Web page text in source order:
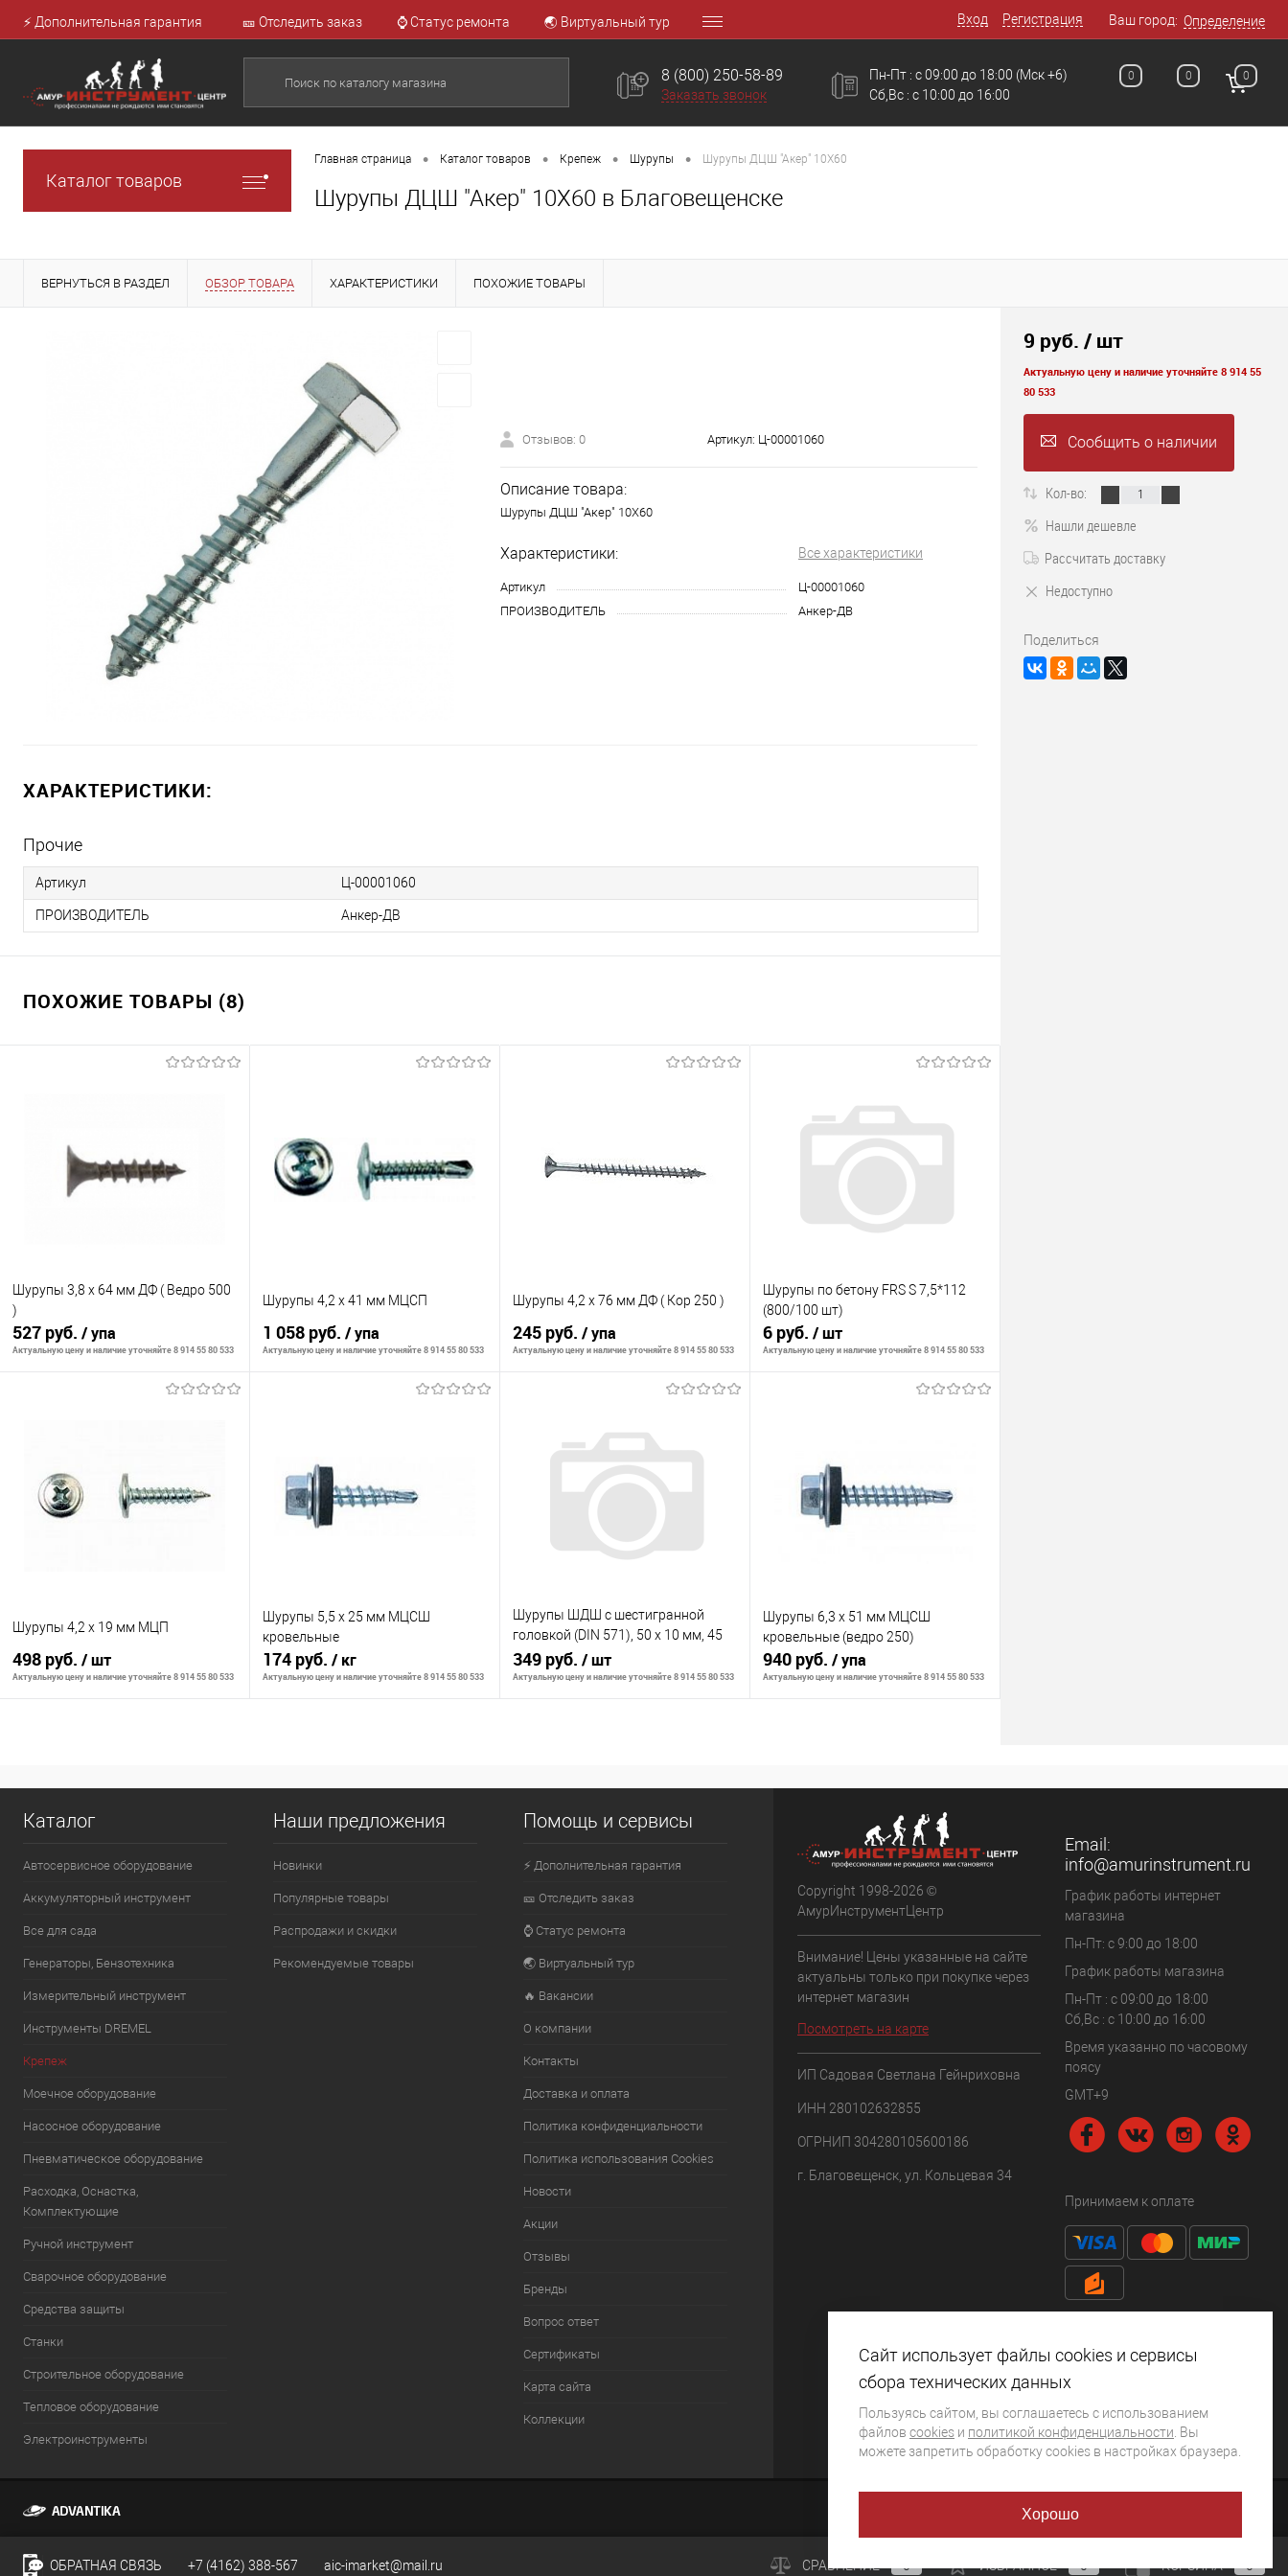
⚡ Дополнительная гарантия 🎫 Отследить заказ ⌚ Статус ремонта 🌏 Виртуальный тур Вход Регистрация Ваш город: Определение
8 (800) 250-58-89
Заказать звонок
Пн-Пт : с 09:00 до 18:00
Сб,Вс : c 10:00 до 16:00
(Мск +6) 0 0 0
Каталог товаров
Главная страница • Каталог товаров • Крепеж • Шурупы • Шурупы ДЦШ "Акер" 10Х60
Шурупы ДЦШ "Акер" 10Х60 в Благовещенске
ВЕРНУТЬСЯ В РАЗДЕЛ ОБЗОР ТОВАРА ХАРАКТЕРИСТИКИ ПОХОЖИЕ ТОВАРЫ
Отзывов: 0 Артикул: Ц-00001060
Описание товара:
Шурупы ДЦШ "Акер" 10Х60
Характеристики: Все характеристики
Артикул
Ц-00001060
ПРОИЗВОДИТЕЛЬ
Анкер-ДВ
ХАРАКТЕРИСТИКИ:
Прочие
Артикул Ц-00001060
ПРОИЗВОДИТЕЛЬ Анкер-ДВ
ПОХОЖИЕ ТОВАРЫ (8)
Шурупы 3,8 х 64 мм ДФ ( Ведро 500
)
527 руб. / упа
Актуальную цену и наличие уточняйте 8 914 55 80 533
К сравнению
В избранное
Недоступно
Шурупы 4,2 х 41 мм МЦСП
1 058 руб. / упа
Актуальную цену и наличие уточняйте 8 914 55 80 533
К сравнению
В избранное
Недоступно
Шурупы 4,2 х 76 мм ДФ ( Кор 250 )
245 руб. / упа
Актуальную цену и наличие уточняйте 8 914 55 80 533
К сравнению
В избранное
Недоступно
Шурупы по бетону FRS S 7,5*112
(800/100 шт)
6 руб. / шт
Актуальную цену и наличие уточняйте 8 914 55 80 533
К сравнению
В избранное
Недоступно
Шурупы 4,2 х 19 мм МЦП
498 руб. / шт
Актуальную цену и наличие уточняйте 8 914 55 80 533
В избранное
Шурупы 5,5 х 25 мм МЦСШ
кровельные
174 руб. / кг
Актуальную цену и наличие уточняйте 8 914 55 80 533
В избранное
Недоступно
Шурупы ШДШ с шестигранной
головкой (DIN 571), 50 х 10 мм, 45
шт, ЗУБР
349 руб. / шт
Актуальную цену и наличие уточняйте 8 914 55 80 533
В избранное
Недоступно
Шурупы 6,3 х 51 мм МЦСШ
кровельные (ведро 250)
940 руб. / упа
Актуальную цену и наличие уточняйте 8 914 55 80 533
Недоступно
9 руб. / шт
Актуальную цену и наличие уточняйте 8 914 55
80 533
Сообщить о наличии
Кол-во:
Нашли дешевле
Рассчитать доставку
Недоступно
Поделиться
Каталог
Автосервисное оборудование
Аккумуляторный инструмент
Все для сада
Генераторы, Бензотехника
Измерительный инструмент
Инструменты DREMEL
Крепеж
Моечное оборудование
Насосное оборудование
Пневматическое оборудование
Расходка, Оснастка,
Комплектующие
Ручной инструмент
Сварочное оборудование
Средства защиты
Станки
Строительное оборудование
Тепловое оборудование
Электроинструменты
Наши предложения
Новинки
Популярные товары
Распродажи и скидки
Рекомендуемые товары
Помощь и сервисы
⚡ Дополнительная гарантия
🎫 Отследить заказ
⌚ Статус ремонта
🌏 Виртуальный тур
🔥 Вакансии
О компании
Контакты
Доставка и оплата
Политика конфиденциальности
Политика использования Cookies
Новости
Акции
Отзывы
Бренды
Вопрос ответ
Сертификаты
Карта сайта
Коллекции
Copyright 1998-2026 ©
АмурИнструментЦентр
Внимание! Цены указанные на сайте
актуальны только при покупке через
интернет магазин
Посмотреть на карте
ИП Садовая Светлана Гейнриховна
ИНН 280102632855
ОГРНИП 304280105600186
г. Благовещенск, ул. Кольцевая 34
Email:
info@amurinstrument.ru
График работы интернет
магазина
Пн-Пт: с 9:00 до 18:00
График работы магазина
Пн-Пт : с 09:00 до 18:00
Сб,Вс : c 10:00 до 16:00
Время указанно по часовому
поясу
GMT+9
Принимаем к оплате
ОБРАТНАЯ СВЯЗЬ +7 (4162) 388-567 aic-imarket@mail.ru СРАВНЕНИЕ 0 ИЗБРАННОЕ 0 КОРЗИНА 0
Сайт использует файлы cookies и сервисы
сбора технических данных
Пользуясь сайтом, вы соглашаетесь с использованием
файлов cookies и политикой конфиденциальности . Вы
можете запретить обработку сookies в настройках браузера.
Хорошо